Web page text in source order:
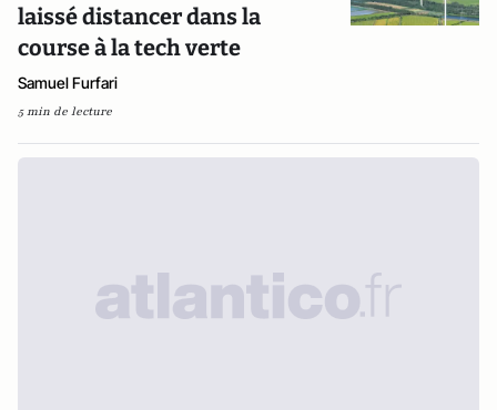
laissé distancer dans la
course à la tech verte
Samuel Furfari
5 min de lecture